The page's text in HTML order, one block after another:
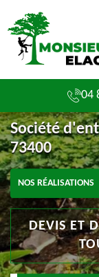
04
Société
73400
NOS RÉALISATIONS
DEVIS ET